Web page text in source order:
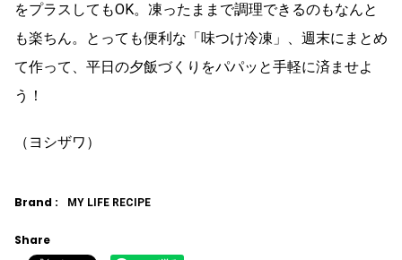
をプラスしてもOK。凍ったままで調理できるのもなんと
も楽ちん。とっても便利な「味つけ冷凍」、週末にまとめ
て作って、平日の夕飯づくりをパパッと手軽に済ませよ
う！
（ヨシザワ）
Brand : MY LIFE RECIPE
Share